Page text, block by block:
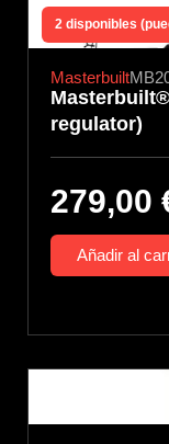
2 disponibles
Masterbuilt
regulator)
279,00
Añadir al